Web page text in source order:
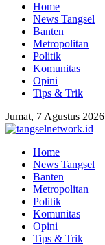
Home
News Tangsel
Banten
Metropolitan
Politik
Komunitas
Opini
Tips & Trik
Jumat, 7 Agustus 2026
Home
News Tangsel
Banten
Metropolitan
Politik
Komunitas
Opini
Tips & Trik